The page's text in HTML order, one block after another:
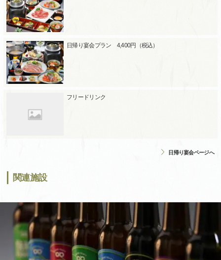
日帰り宴会プラン 4,400円（税込）
フリードリンク
日帰り宴会ページへ
関連施設